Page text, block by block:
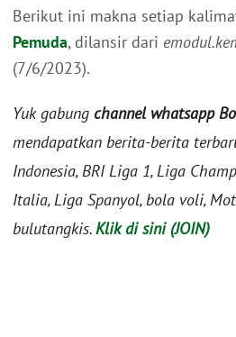
Berikut ini makna setiap
Pemuda, dilansir dari
(7/6/2023).
Yuk gabung channel whatsapp
mendapatkan berita-berita
Indonesia, BRI Liga 1, Liga
Italia, Liga Spanyol, bola voli,
bulutangkis.Klik di sini (JOIN)